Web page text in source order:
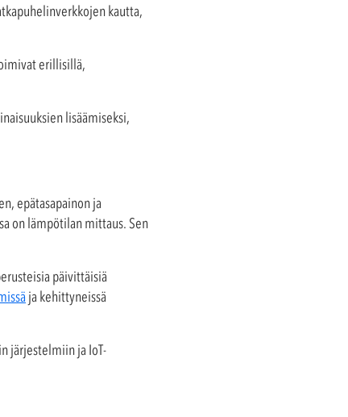
kautta,
erillisillä,
lisäämiseksi,
epätasapainon ja
on lämpötilan mittaus. Sen
päivittäisiä
ja kehittyneissä
järjestelmiin ja IoT-